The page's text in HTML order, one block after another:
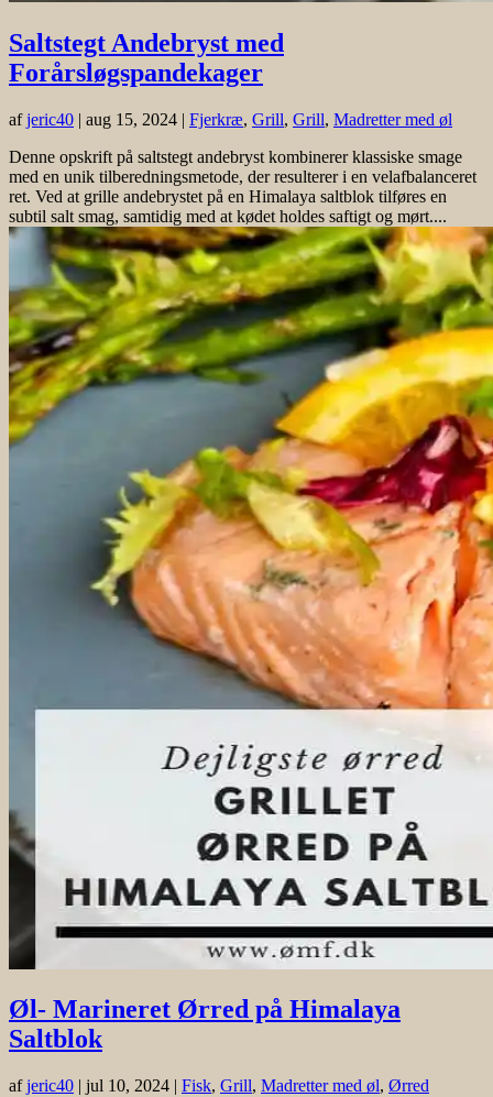
Saltstegt Andebryst med
Forårsløgspandekager
afjeric40 | aug 15, 2024 | Fjerkræ, Grill, Grill, Madretter med øl
Denne opskrift på saltstegt andebryst kombinerer klassiske smage
med en unik tilberedningsmetode, der resulterer i en velafbalanceret
ret. Ved at grille andebrystet på en Himalaya saltblok tilføres en
subtil salt smag, samtidig med at kødet holdes saftigt og mørt....
Øl- Marineret Ørred på Himalaya
Saltblok
afjeric40 | jul 10, 2024 | Fisk, Grill, Madretter med øl, Ørred